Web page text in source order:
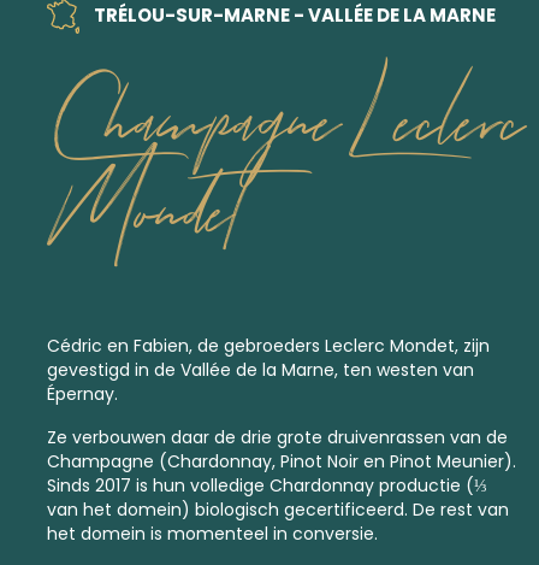
TRÉLOU-SUR-MARNE - VALLÉE DE LA MARNE
Champagne Leclerc
Mondet
Cédric en Fabien, de gebroeders Leclerc Mondet, zijn
gevestigd in de Vallée de la Marne, ten westen van
Épernay.
Ze verbouwen daar de drie grote druivenrassen van de
Champagne (Chardonnay, Pinot Noir en Pinot Meunier).
Sinds 2017 is hun volledige Chardonnay productie (⅓
van het domein) biologisch gecertificeerd. De rest van
het domein is momenteel in conversie.